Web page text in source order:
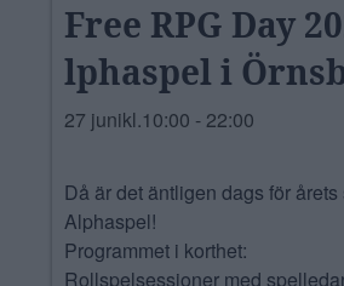
Free RPG Day
lphaspel i
27 junikl.10:00 - 22:00
Då är det äntligen dags för årets
Alphaspel!
Programmet i korthet:
Rollspelsessioner med